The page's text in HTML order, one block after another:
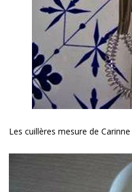
Les cuillères mesure de Carinne